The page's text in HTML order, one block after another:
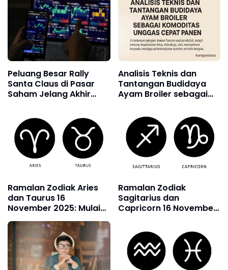
Peluang Besar Rally
Santa Claus di Pasar
Saham Jelang Akhir
Analisis Teknis dan
Tantangan Budidaya
Ayam Broiler sebagai
Panen Cepat
Ramalan Zodiak Aries
dan Taurus 16
November 2025: Mulai
dari Cinta, Karir,
Kesehatan dan
Keuangan
Ramalan Zodiak
Sagitarius dan
Capricorn 16 November
Karir, Kesehatan dan
Keuangan